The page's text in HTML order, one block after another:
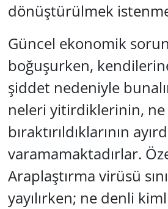
dönüştürülmek
Güncel ekonomik
boğuşurken,
şiddet nedeniyle
neleri yitirdiklerinin,
bıraktırıldıklarının
varamamaktadırlar.
Araplaştırma virüsü
yayılırken; ne denli